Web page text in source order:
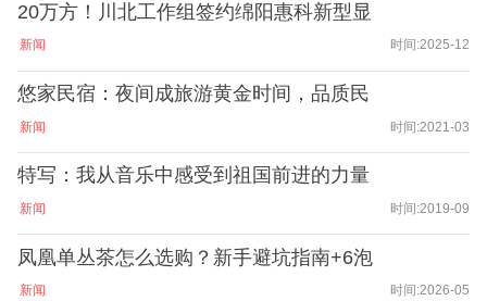
20万方！川北工作组签约绵阳惠科新型显
新闻 时间:2025-12
悠家民宿：夜间成旅游黄金时间，品质民
新闻 时间:2021-03
特写：我从音乐中感受到祖国前进的力量
新闻 时间:2019-09
凤凰单丛茶怎么选购？新手避坑指南+6泡
新闻 时间:2026-05